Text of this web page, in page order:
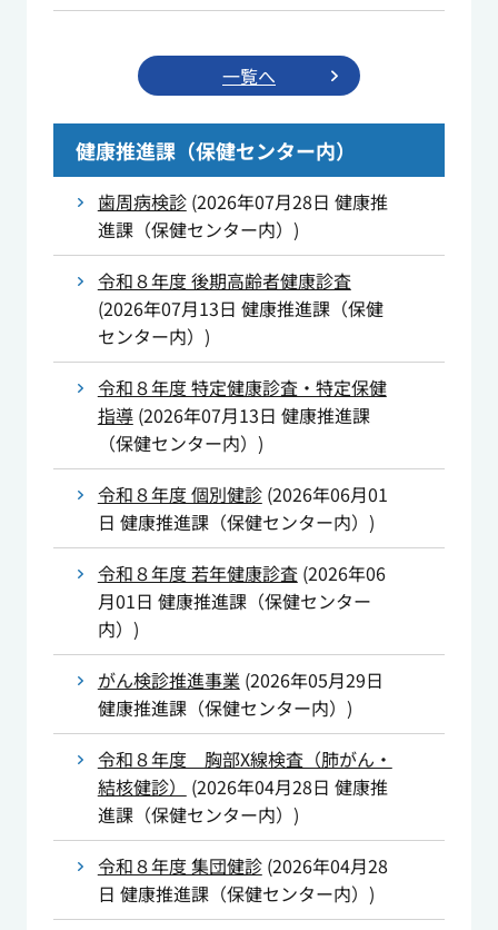
一覧へ
健康推進課（保健センター内）
歯周病検診(2026年07月28日 健康推
進課（保健センター内） )
令和８年度 後期高齢者健康診査
(2026年07月13日 健康推進課（保健
センター内） )
令和８年度 特定健康診査・特定保健
指導(2026年07月13日 健康推進課
（保健センター内） )
令和８年度 個別健診(2026年06月01
日 健康推進課（保健センター内） )
令和８年度 若年健康診査(2026年06
月01日 健康推進課（保健センター
内） )
がん検診推進事業 (2026年05月29日
健康推進課（保健センター内） )
令和８年度 胸部X線検査（肺がん・
結核健診）
(2026年04月28日 健康推
進課（保健センター内） )
令和８年度 集団健診(2026年04月28
日 健康推進課（保健センター内） )